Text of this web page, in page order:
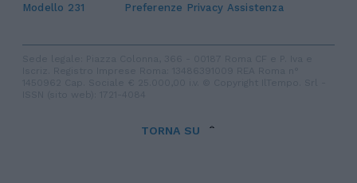
Modello 231
Preferenze Privacy Assistenza
TORNA SU